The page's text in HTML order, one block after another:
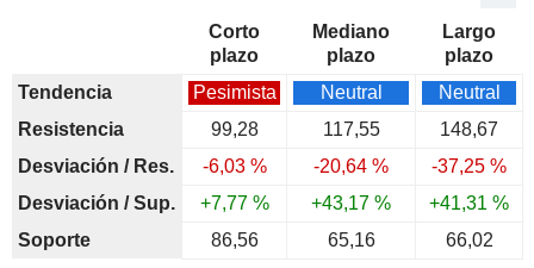
Corto
plazo
Mediano
plazo
Largo
plazo
Tendencia
Pesimista Neutral
Neutral
Resistencia
99,28 117,55
148,67
Desviación / Res.
-6,03 % -20,64 %
-37,25 %
Desviación / Sup.
+7,77 % +43,17 %
+41,31 %
Soporte
86,56 65,16 66,02